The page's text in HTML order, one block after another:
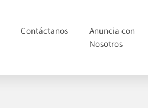
Contáctanos
Anuncia con
Nosotros